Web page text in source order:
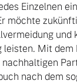
Einzelnen
möchte
und
leisten. Mit dem
nach dem